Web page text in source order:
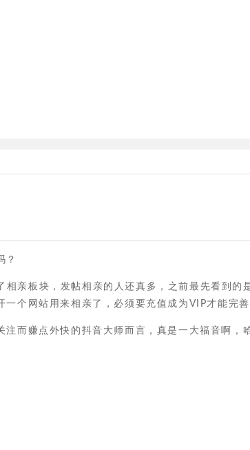
？
亲板块，发帖相亲的人还真多，之前最先看到
个网站用来相亲了，必须要充值成为VIP才能完
而赚点外快的抖音大师而言，真是一大福音啊，